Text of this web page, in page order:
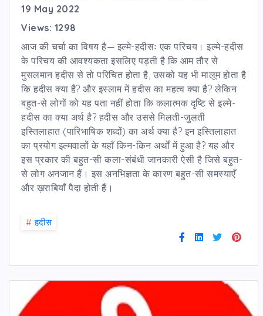
19 May 2022
Views: 1298
आज की चर्चा का विषय है— इल्मे-हदीसः एक परिचय। इल्मे-हदीस
के परिचय की आवश्यकता इसलिए पड़ती है कि आम तौर से
मुसलमान हदीस से तो परिचित होता है, उसको यह भी मालूम होता है
कि हदीस क्या है? और इस्लाम में हदीस का महत्व क्या है? लेकिन
बहुत-से लोगों को यह पता नहीं होता कि कलात्मक दृष्टि से इल्मे-
हदीस का क्या अर्थ है? हदीस और उससे मिलती-जुलती
इस्तिलाहात (पारिभाषिक शब्दों) का अर्थ क्या है? इन इस्तिलाहात
का प्रयोग इल्मवालों के यहाँ किन-किन अर्थों में हुआ है? यह और
इस प्रकार की बहुत-सी कला-संबंधी जानकारी ऐसी है जिसे बहुत-
से लोग अनजान हैं। इस अनभिज्ञता के कारण बहुत-सी समस्याएँ
और ख़राबियाँ पैदा होती हैं।
# हदीस